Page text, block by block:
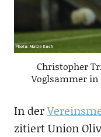
Christopher
Voglsammer in
In der
zitiert Union